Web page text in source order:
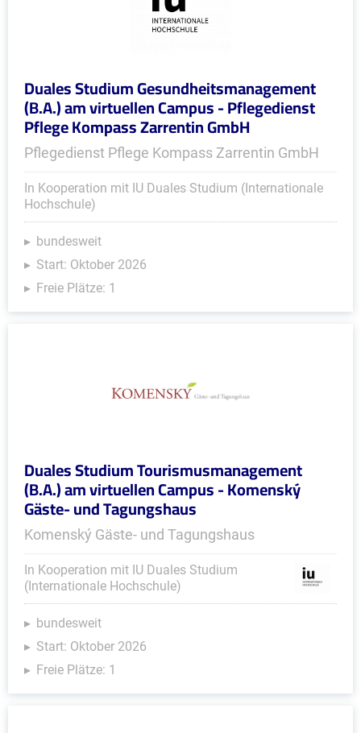
Duales Studium Gesundheitsmanagement
(B.A.) am virtuellen Campus - Pflegedienst
Pflege Kompass Zarrentin GmbH
Pflegedienst Pflege Kompass Zarrentin GmbH
In Kooperation mit IU Duales Studium (Internationale
Hochschule)
bundesweit
Start: Oktober 2026
Freie Plätze: 1
Duales Studium Tourismusmanagement
(B.A.) am virtuellen Campus - Komenský
Gäste- und Tagungshaus
Komenský Gäste- und Tagungshaus
In Kooperation mit IU Duales Studium
(Internationale Hochschule)
bundesweit
Start: Oktober 2026
Freie Plätze: 1